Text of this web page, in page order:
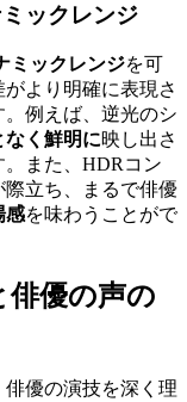
ックレンジ
ミックレンジを可
より明確に表現さ
例えば、逆光のシ
なく鮮明に映し出さ
また、HDRコン
際立ち、まるで俳優
感を味わうことがで
俳優の声の
優の演技を深く理